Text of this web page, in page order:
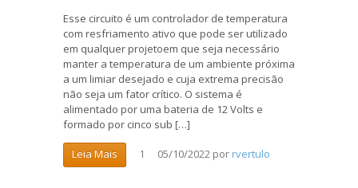
Esse circuito é um controlador de temperatura
com resfriamento ativo que pode ser utilizado
em qualquer projetoem que seja necessário
manter a temperatura de um ambiente próxima
a um limiar desejado e cuja extrema precisão
não seja um fator crítico. O sistema é
alimentado por uma bateria de 12 Volts e
formado por cinco sub […]
Leia Mais 1 05/10/2022 por rvertulo